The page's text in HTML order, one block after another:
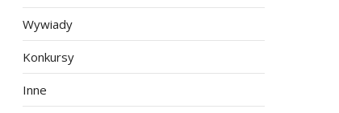
Wywiady
Konkursy
Inne